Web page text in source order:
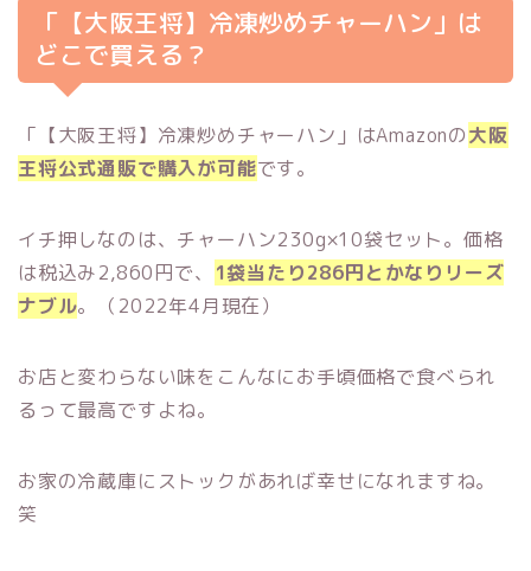
「【大阪王将】冷凍炒めチャーハン」は
どこで買える？
「【大阪王将】冷凍炒めチャーハン」はAmazonの大阪
王将公式通販で購入が可能です。
イチ押しなのは、チャーハン230g×10袋セット。価格
は税込み2,860円で、
1袋当たり286円とかなりリーズ
ナブル。（2022年4月現在）
お店と変わらない味をこんなにお手頃価格で食べられ
るって最高ですよね。
お家の冷蔵庫にストックがあれば幸せになれますね。
笑